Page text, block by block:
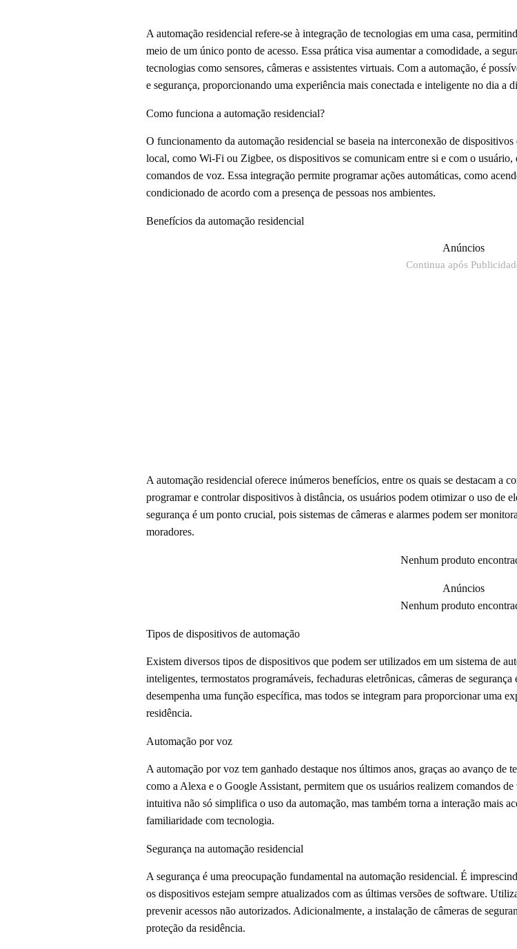
A automação residencial refere-se à integração de tecnologias em uma casa,
meio de um único ponto de acesso. Essa prática visa aumentar a comodidade, a
tecnologias como sensores, câmeras e assistentes virtuais. Com a automação, é
e segurança, proporcionando uma experiência mais conectada e inteligente no dia a
Como funciona a automação residencial?
O funcionamento da automação residencial se baseia na interconexão de
local, como Wi-Fi ou Zigbee, os dispositivos se comunicam entre si e com o
comandos de voz. Essa integração permite programar ações automáticas, como
condicionado de acordo com a presença de pessoas nos ambientes.
Benefícios da automação residencial
Anúncios
Continua após
A automação residencial oferece inúmeros benefícios, entre os quais se destacam a
programar e controlar dispositivos à distância, os usuários podem otimizar o uso de
segurança é um ponto crucial, pois sistemas de câmeras e alarmes podem ser
moradores.
Nenhum produto
Anúncios
Nenhum produto
Tipos de dispositivos de automação
Existem diversos tipos de dispositivos que podem ser utilizados em um sistema de
inteligentes, termostatos programáveis, fechaduras eletrônicas, câmeras de
desempenha uma função específica, mas todos se integram para proporcionar uma
residência.
Automação por voz
A automação por voz tem ganhado destaque nos últimos anos, graças ao avanço de
como a Alexa e o Google Assistant, permitem que os usuários realizem comandos
intuitiva não só simplifica o uso da automação, mas também torna a interação mais
familiaridade com tecnologia.
Segurança na automação residencial
A segurança é uma preocupação fundamental na automação residencial. É
os dispositivos estejam sempre atualizados com as últimas versões de software.
prevenir acessos não autorizados. Adicionalmente, a instalação de câmeras de
proteção da residência.